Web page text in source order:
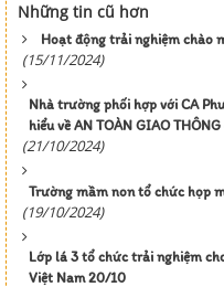
Những tin cũ hơn
Hoạt động trải nghiệm chào
(15/11/2024)
Nhà trường phối hợp với CA
hiểu về AN TOÀN GIAO
(21/10/2024)
Trường mầm non tổ chức họp
(19/10/2024)
Lớp lá 3 tổ chức trải nghiệm
Việt Nam 20/10